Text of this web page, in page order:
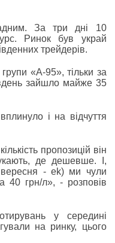
За три дні 10
Ринок був украй
трейдерів.
«А-95», тільки за
зайшло майже 35
і на відчуття
пропозицій він
де дешевше. І,
вересня - ek) ми чули
40 грн/л», - розповів
у середині
на ринку, цього